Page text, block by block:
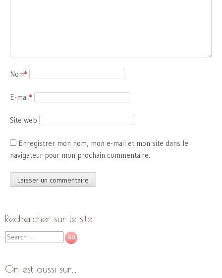
Nom
*
E-mail
*
Site web
Enregistrer mon nom, mon e-mail et mon site dans le
navigateur pour mon prochain commentaire.
Rechercher sur le site
Search
On est aussi sur…